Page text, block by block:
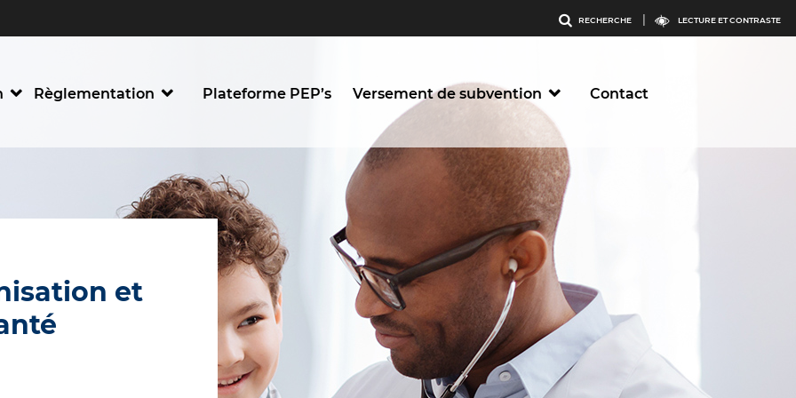
Menu
outils
RECHERCHE LECTURE ET CONTRASTE
Règlementation Plateforme PEP’s Versement de subvention Contact
et